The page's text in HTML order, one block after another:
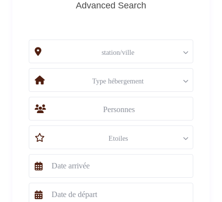
Advanced Search
station/ville
Type hébergement
Personnes
Etoiles